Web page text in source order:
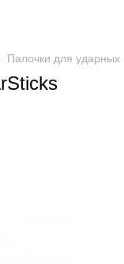
Палочки для ударных